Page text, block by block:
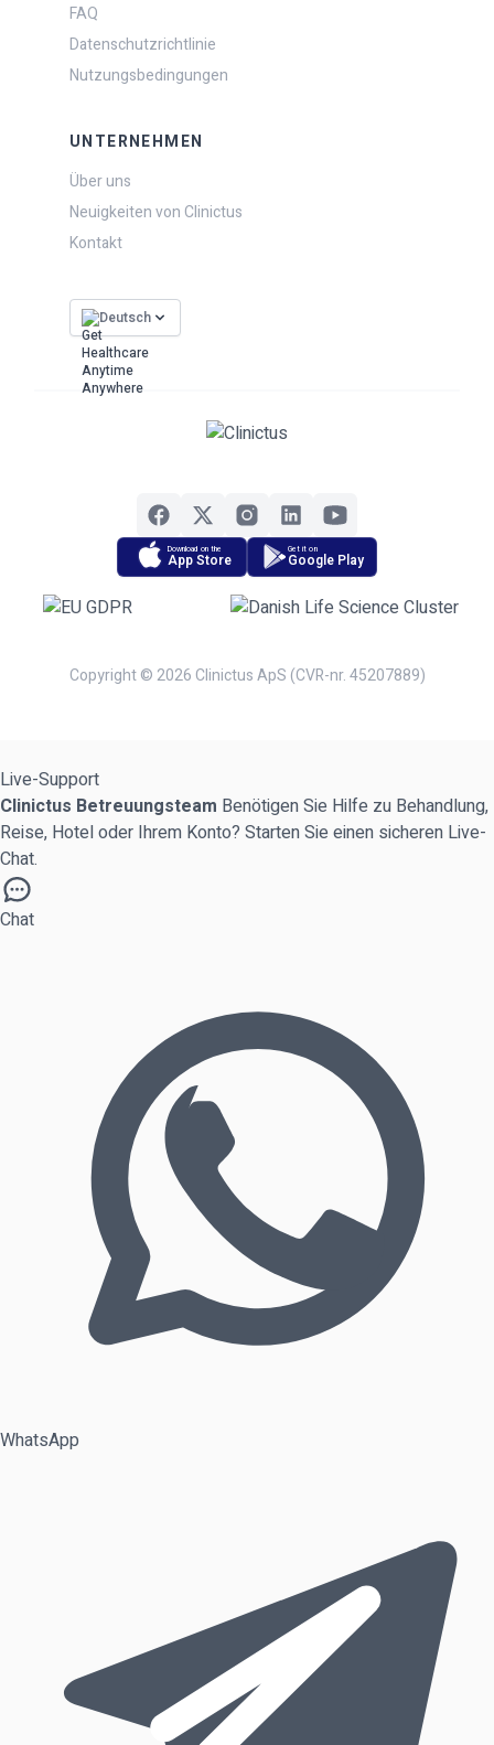
FAQ
Datenschutzrichtlinie
Nutzungsbedingungen
UNTERNEHMEN
Über uns
Neuigkeiten von Clinictus
Kontakt
Deutsch
Download on the
App Store
Get it on
Google Play
Copyright © 2026 Clinictus ApS (CVR-nr. 45207889)
Live-Support
Clinictus Betreuungsteam Benötigen Sie Hilfe zu Behandlung,
Reise, Hotel oder Ihrem Konto? Starten Sie einen sicheren Live-
Chat.
Chat
WhatsApp